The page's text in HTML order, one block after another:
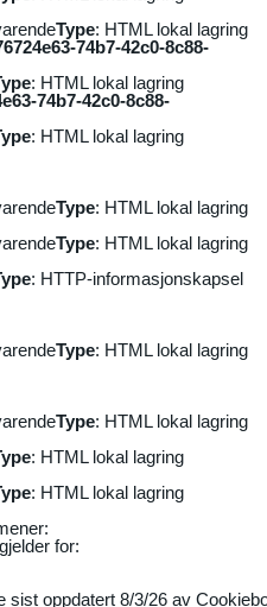
Type: HTML lokal lagring
74b7-42c0-8c88-
: HTML lokal lagring
74b7-42c0-8c88-
: HTML lokal lagring
Type: HTML lokal lagring
Type: HTML lokal lagring
: HTTP-informasjonskapsel
Type: HTML lokal lagring
Type: HTML lokal lagring
: HTML lokal lagring
: HTML lokal lagring
for:
sist oppdatert 8/3/26 av